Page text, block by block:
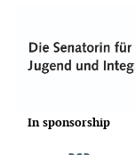
In sponsorship